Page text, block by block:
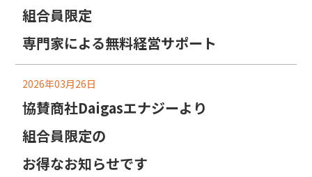
組合員限定
専門家による無料経営サポート
2026年03月26日
協賛商社Daigasエナジーより
組合員限定の
お得なお知らせです